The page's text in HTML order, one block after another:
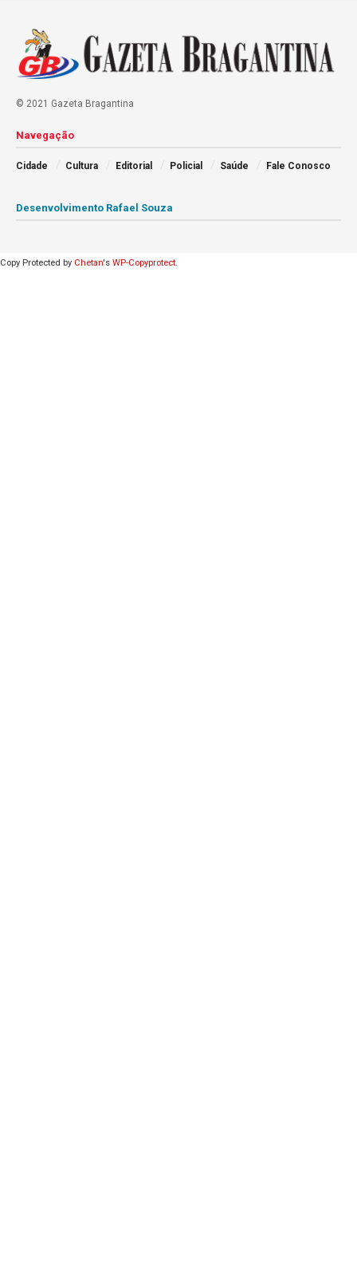
© 2021 Gazeta Bragantina
Navegação
Cidade Cultura Editorial Policial Saúde Fale Conosco
Desenvolvimento Rafael Souza
Copy Protected by Chetan's WP-Copyprotect.